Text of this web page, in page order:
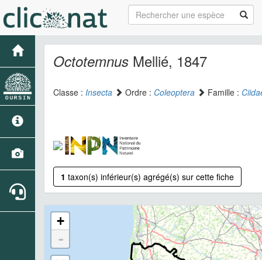
Octotemnus Mellié, 1847
Classe : Insecta Ordre : Coleoptera Famille :
1 taxon(s) inférieur(s) agrégé(s) sur cette fiche
+
-